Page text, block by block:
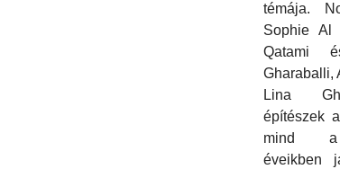
témája.
Sophie Al
Qatami
Gharaballi,
Lina
építészek
mind a
éveikben